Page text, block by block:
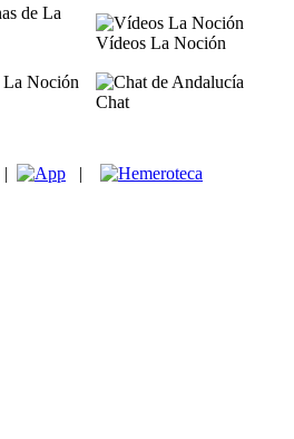
Vídeos La Noción
Chat
| |